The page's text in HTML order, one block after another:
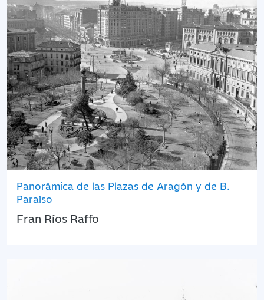
Panorámica de las Plazas de Aragón y de B.
Paraíso
Fran Ríos Raffo